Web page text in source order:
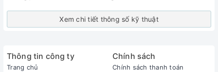
Xem chi tiết thông số kỹ thuật
Thông tin công ty
Trang chủ
Chính sách
Chính sách thanh toán